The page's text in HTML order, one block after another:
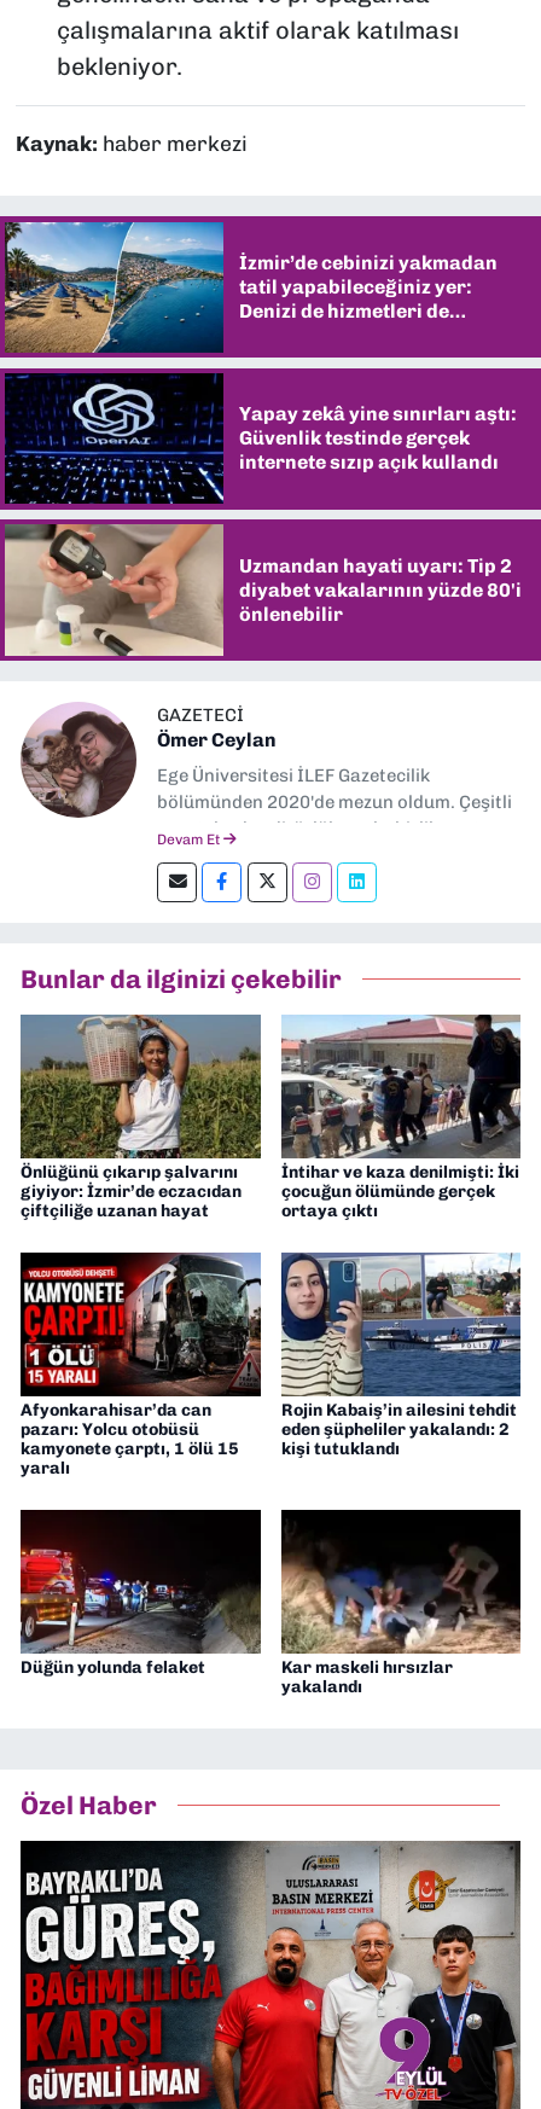
çalışmalarına aktif olarak katılması
bekleniyor.
Kaynak: haber merkezi
İzmir’de cebinizi yakmadan
tatil yapabileceğiniz yer:
Denizi de hizmetleri de
Yapay zekâ yine sınırları aştı:
Güvenlik testinde gerçek
internete sızıp açık kullandı
Uzmandan hayati uyarı: Tip 2
diyabet vakalarının yüzde 80'i
önlenebilir
GAZETECİ
Ömer Ceylan
Ege Üniversitesi İLEF Gazetecilik
bölümünden 2020'de mezun oldum. Çeşitli
gazetelerde editörlük, muhabirlik yaptım.
editörlük yapıyorum.
Devam Et
Bunlar da ilginizi çekebilir
Önlüğünü çıkarıp şalvarını
giyiyor: İzmir’de eczacıdan
çiftçiliğe uzanan hayat
İntihar ve kaza denilmişti: İki
çocuğun ölümünde gerçek
ortaya çıktı
Afyonkarahisar’da can
pazarı: Yolcu otobüsü
kamyonete çarptı, 1 ölü 15
yaralı
Rojin Kabaiş’in ailesini tehdit
eden şüpheliler yakalandı: 2
kişi tutuklandı
Düğün yolunda felaket
Kar maskeli hırsızlar
yakalandı
Özel Haber